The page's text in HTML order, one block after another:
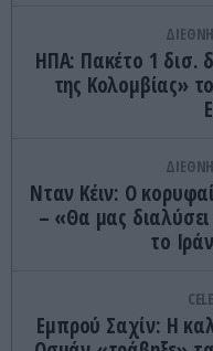
ΗΠΑ: Πακέτο 1 δισ.
της Κολομβίας»
Νταν Κέιν: Ο
– «Θα μας
το
Εμπρού Σαχίν: Η